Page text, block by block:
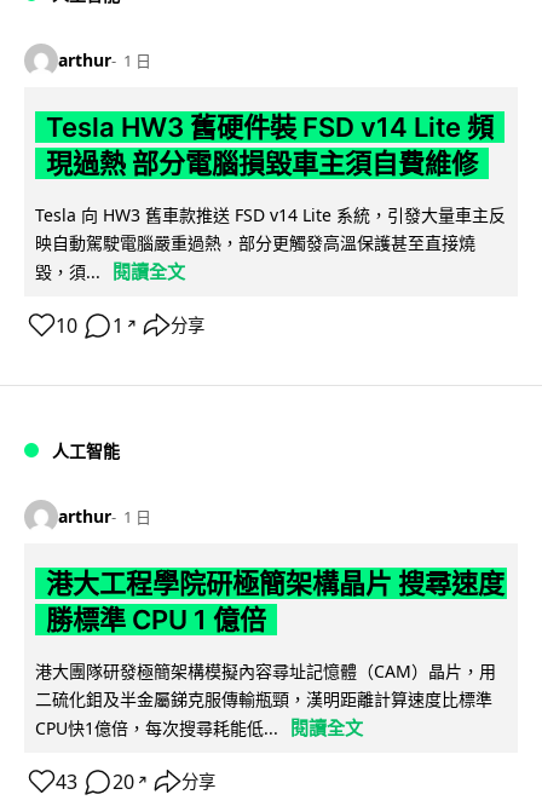
arthur 1 日
Tesla HW3 舊硬件裝 FSD v14 Lite 頻
現過熱 部分電腦損毀車主須自費維修
Tesla 向 HW3 舊車款推送 FSD v14 Lite 系統，引發大量車主反
映自動駕駛電腦嚴重過熱，部分更觸發高溫保護甚至直接燒
毀，須...
閱讀全文
10 1 ↗ 分享
人工智能
arthur 1 日
港大工程學院研極簡架構晶片 搜尋速度
勝標準 CPU 1 億倍
港大團隊研發極簡架構模擬內容尋址記憶體（CAM）晶片，用
二硫化鉬及半金屬銻克服傳輸瓶頸，漢明距離計算速度比標準
CPU快1億倍，每次搜尋耗能低...
閱讀全文
43 20 ↗ 分享